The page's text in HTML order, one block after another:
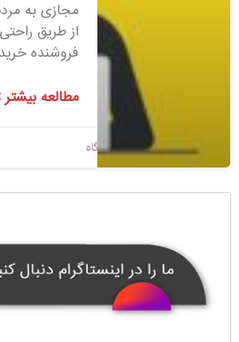
مجازی به
از طریق
فروشنده خرید
مطالعه
1400/03/04 بدون دیدگاه